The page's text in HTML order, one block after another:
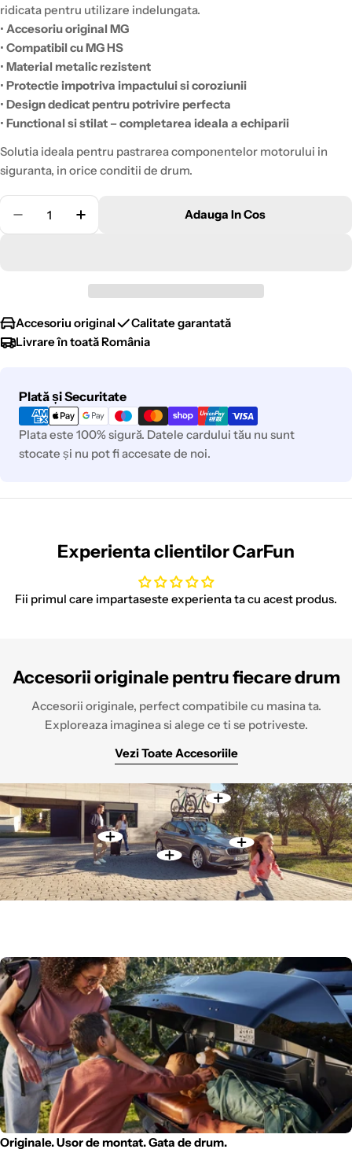
ridicata pentru utilizare indelungata.
• Accesoriu original MG
• Compatibil cu MG HS
• Material metalic rezistent
• Protectie impotriva impactului si coroziunii
• Design dedicat pentru potrivire perfecta
• Functional si stilat – completarea ideala a echiparii
Solutia ideala pentru pastrarea componentelor motorului in
siguranta, in orice conditii de drum.
Cantitate
Scade Cantitatea Pentru Scut Motor Metalic Hs
Creste Cantitatea Pentru Scut Motor
Adauga In Cos
Accesoriu original
Calitate garantată
Livrare în toată România
Plată și Securitate
Metode
de
plata
Plata este 100% sigură. Datele cardului tău nu sunt
stocate și nu pot fi accesate de noi.
Experienta clientilor CarFun
Fii primul care impartaseste experienta ta cu acest produs.
Accesorii originale pentru fiecare drum
Accesorii originale, perfect compatibile cu masina ta.
Exploreaza imaginea si alege ce ti se potriveste.
Vezi Toate Accesoriile
Originale. Usor de montat. Gata de drum.